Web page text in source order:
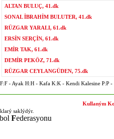
ALTAN BULUÇ, 41.dk
SONAL İBRAHİM BULUTER, 41.dk
RÜZGAR YARALI, 61.dk
ERSİN SERÇİN, 61.dk
EMİR TAK, 61.dk
DEMİR PEKÖZ, 71.dk
RÜZGAR CEYLANGÜDEN, 75.dk
F:F - Ayak H:H - Kafa K:K - Kendi Kalesine P:P -
saklýdýr.
Federasyonu
Kullaným